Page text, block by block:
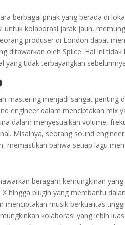
berbagai pihak yang berada di
untuk kolaborasi jarak jauh,
produser di London dapat
ditawarkan oleh Splice. Hal ini
yang tidak terbayangkan
mastering menjadi sangat penting
engineer dalam menciptakan mix
dalam menyesuaikan volume,
Misalnya, seorang sound
memastikan bahwa setiap lagu
beragam kemungkinan
hingga plugin yang membantu
musik berkualitas
kolaborasi yang lebih